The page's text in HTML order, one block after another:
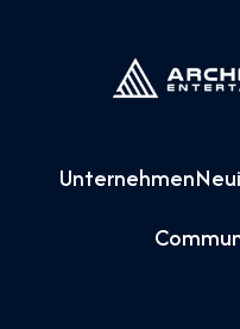
Unternehmen